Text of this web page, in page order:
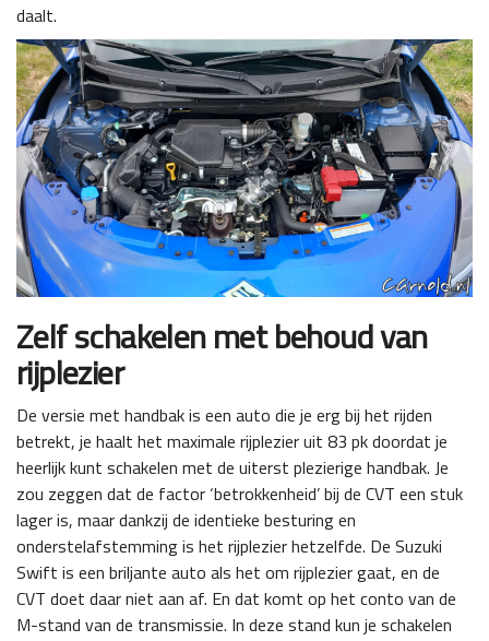
daalt.
Zelf schakelen met behoud van
rijplezier
De versie met handbak is een auto die je erg bij het rijden
betrekt, je haalt het maximale rijplezier uit 83 pk doordat je
heerlijk kunt schakelen met de uiterst plezierige handbak. Je
zou zeggen dat de factor ‘betrokkenheid’ bij de CVT een stuk
lager is, maar dankzij de identieke besturing en
onderstelafstemming is het rijplezier hetzelfde. De Suzuki
Swift is een briljante auto als het om rijplezier gaat, en de
CVT doet daar niet aan af. En dat komt op het conto van de
M-stand van de transmissie. In deze stand kun je schakelen